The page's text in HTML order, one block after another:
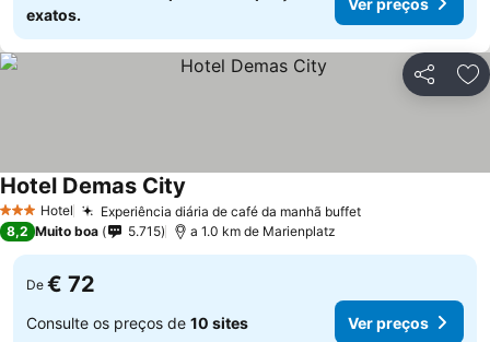
exatos.
Partilhar
3 EstrelasHotel Experiência diária de café da manhã buffet
Hotel Demas City
8,2 Muito boa 5.715 a 1.0 km de Marienplatz
De € 72
Consulte os preços de 10 sites Ver preços